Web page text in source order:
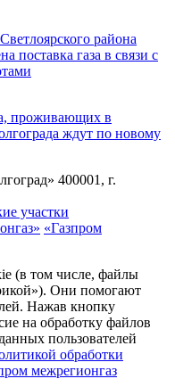
района
поставка газа в связи с
проживающих в
ждут по новому
400001, г.
участки
«Газпром
(в том числе, файлы
Они помогают
Нажав кнопку
на обработку файлов
пользователей
обработки
межрегионгаз